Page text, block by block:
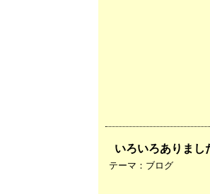
いろいろありまし
テーマ： ブログ